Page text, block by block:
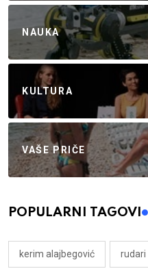
NAUKA
KULTURA
VAŠE PRIČE
POPULARNI TAGOVI
kerim alajbegović rudari